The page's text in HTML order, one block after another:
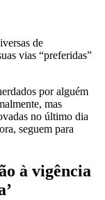
de
vias “preferidas”
por alguém
mas
no último dia
seguem para
à vigência